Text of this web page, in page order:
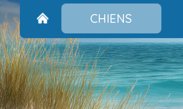
CHIENS